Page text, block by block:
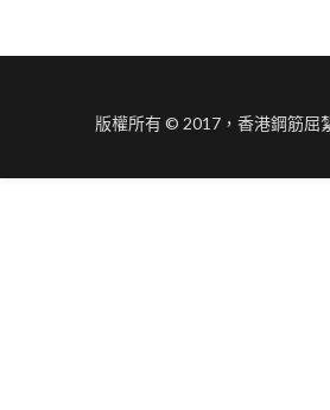
版權所有 © 2017，香港鋼筋屈